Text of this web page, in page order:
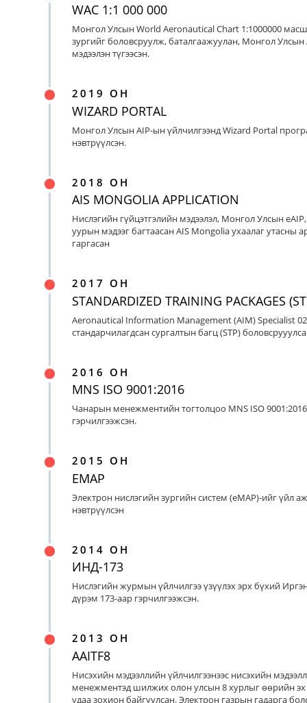
WAC 1:1 000 000
Монгол Улсын World Aeronautical Chart 1:1000000
зургийг боловсруулж, баталгаажуулан, Монгол Улсын
мэдээлэн түгээсэн.
2019 ОН
WIZARD PORTAL
Монгол Улсын AIP-ын үйлчилгээнд Wizard Portal
нэвтрүүлсэн.
2018 ОН
AIS MONGOLIA APPLICATION
Нислэгийн гүйцэтгэлийн мэдээлэл, Монгол Улсын
уурын мэдээг багтаасан AIS Mongolia ухаалаг утасны
гаргасан
2017 ОН
STANDARDIZED TRAINING PACKAGES
Aeronautical Information Management (AIM) Specialist
стандарчилагдсан сургалтын багц (STP)
2016 ОН
MNS ISO 9001:2016
Чанарын менежментийн тогтолцоо MNS ISO
гэрчилгээжсэн.
2015 ОН
EMAP
Электрон нислэгийн зургийн систем (eMAP)-ийг үйл
нэвтрүүлсэн
2014 ОН
ИНД-173
Нислэгийн журмын үйлчилгээ үзүүлэх эрх бүхий
дүрэм 173-аар гэрчилгээжсэн.
2013 ОН
AAITF8
Нисэхийн мэдээллийн үйлчилгээнээс нисэхийн
менежментэд шилжих олон улсын 8 хурлыг өөрийн
удаа зохион байгуулсан. Электрон газрын гадарга